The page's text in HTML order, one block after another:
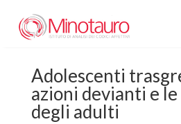
Adolescenti
azioni devianti e
degli adulti